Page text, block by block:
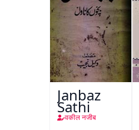
Janbaz
Sathi
वकील नजीब